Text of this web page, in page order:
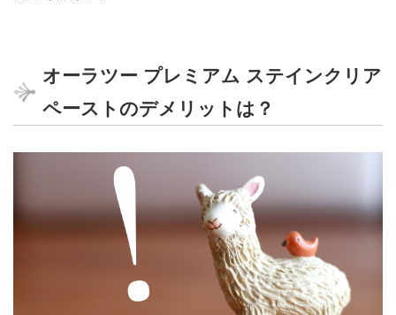
オーラツー プレミアム ステインクリア
ペーストのデメリットは？